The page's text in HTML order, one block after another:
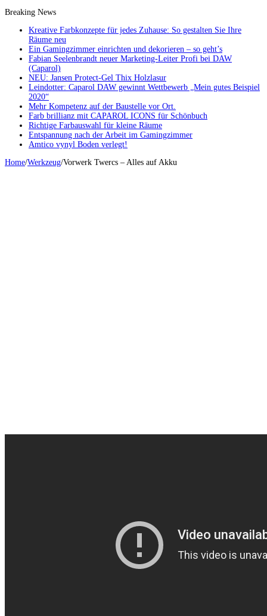
Breaking News
Kreative Farbkonzepte für jedes Zuhause: So gestalten Sie Ihre
Räume neu
Ein Gamingzimmer einrichten und dekorieren – so geht’s
Fabian Seelenbrandt neuer Marketing-Leiter Profi bei DAW
(Caparol)
NEU: Jansen Protect-Gel Thix Holzlasur
Leindotter: Caparol DAW gewinnt Wettbewerb „Mein gutes Beispiel
2020“
Mehr Kompetenz auf der Baustelle vor Ort.
Farb brillianz mit CAPAROL ICONS für Schönbuch
Richtige Farbauswahl für kleine Räume
Entspannung nach der Arbeit im Gamingzimmer
Amtico vynyl Boden verlegt!
Home/Werkzeug/Vorwerk Twercs – Alles auf Akku